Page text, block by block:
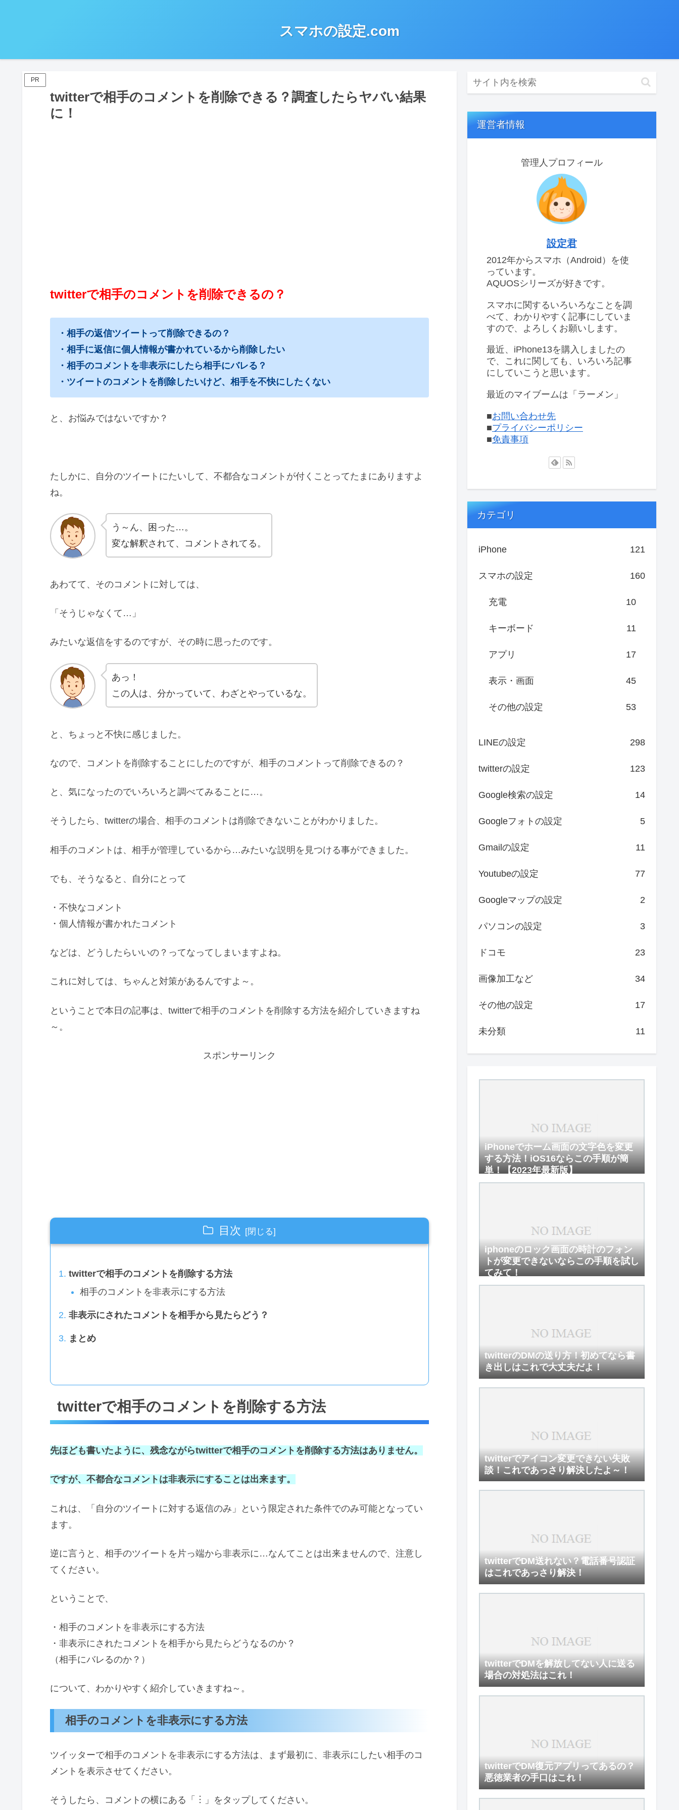
スマホの設定.com
PR
twitterで相手のコメントを削除できる？調査したらヤバい結果
に！
twitterで相手のコメントを削除できるの？
・相手の返信ツイートって削除できるの？
・相手に返信に個人情報が書かれているから削除したい
・相手のコメントを非表示にしたら相手にバレる？
・ツイートのコメントを削除したいけど、相手を不快にしたくない
と、お悩みではないですか？
たしかに、自分のツイートにたいして、不都合なコメントが付くことってたまにありますよ
ね。
う～ん、困った…。
変な解釈されて、コメントされてる。
あわてて、そのコメントに対しては、
「そうじゃなくて…」
みたいな返信をするのですが、その時に思ったのです。
あっ！
この人は、分かっていて、わざとやっているな。
と、ちょっと不快に感じました。
なので、コメントを削除することにしたのですが、相手のコメントって削除できるの？
と、気になったのでいろいろと調べてみることに…。
そうしたら、twitterの場合、相手のコメントは削除できないことがわかりました。
相手のコメントは、相手が管理しているから…みたいな説明を見つける事ができました。
でも、そうなると、自分にとって
・不快なコメント
・個人情報が書かれたコメント
などは、どうしたらいいの？ってなってしまいますよね。
これに対しては、ちゃんと対策があるんですよ～。
ということで本日の記事は、twitterで相手のコメントを削除する方法を紹介していきますね
～。
スポンサーリンク
目次
twitterで相手のコメントを削除する方法
相手のコメントを非表示にする方法
非表示にされたコメントを相手から見たらどう？
まとめ
twitterで相手のコメントを削除する方法
先ほども書いたように、残念ながらtwitterで相手のコメントを削除する方法はありません。
ですが、不都合なコメントは非表示にすることは出来ます。
これは、「自分のツイートに対する返信のみ」という限定された条件でのみ可能となってい
ます。
逆に言うと、相手のツイートを片っ端から非表示に…なんてことは出来ませんので、注意し
てください。
ということで、
・相手のコメントを非表示にする方法
・非表示にされたコメントを相手から見たらどうなるのか？
（相手にバレるのか？）
について、わかりやすく紹介していきますね～。
相手のコメントを非表示にする方法
ツイッターで相手のコメントを非表示にする方法は、まず最初に、非表示にしたい相手のコ
メントを表示させてください。
そうしたら、コメントの横にある「︙」をタップしてください。
運営者情報
管理人プロフィール
設定君
2012年からスマホ（Android）を使
っています。
AQUOSシリーズが好きです。
スマホに関するいろいろなことを調
べて、わかりやすく記事にしていま
すので、よろしくお願いします。
最近、iPhone13を購入しましたの
で、これに関しても、いろいろ記事
にしていこうと思います。
最近のマイブームは「ラーメン」
■お問い合わせ先
■プライバシーポリシー
■免責事項
カテゴリ
iPhone 121
スマホの設定 160
充電 10
キーボード 11
アプリ 17
表示・画面 45
その他の設定 53
LINEの設定 298
twitterの設定 123
Google検索の設定 14
Googleフォトの設定 5
Gmailの設定 11
Youtubeの設定 77
Googleマップの設定 2
パソコンの設定 3
ドコモ 23
画像加工など 34
その他の設定 17
未分類 11
iPhoneでホーム画面の文字色を変更
する方法！iOS16ならこの手順が簡
単！【2023年最新版】
iphoneのロック画面の時計のフォン
トが変更できないならこの手順を試し
てみて！
twitterのDMの送り方！初めてなら書
き出しはこれで大丈夫だよ！
twitterでアイコン変更できない失敗
談！これであっさり解決したよ～！
twitterでDM送れない？電話番号認証
はこれであっさり解決！
twitterでDMを解放してない人に送る
場合の対処法はこれ！
twitterでDM復元アプリってあるの？
悪徳業者の手口はこれ！